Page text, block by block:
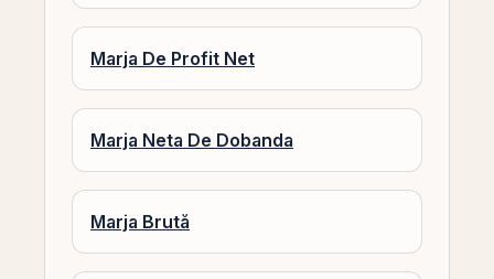
Marja De Profit Net
Marja Neta De Dobanda
Marja Brută